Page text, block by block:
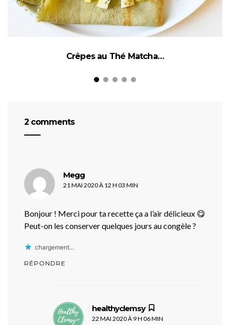
Crêpes au Thé Matcha…
2 comments
Megg
21 MAI 2020 À 12 H 03 MIN
Bonjour ! Merci pour ta recette ça a l’air délicieux 😋
Peut-on les conserver quelques jours au congèle ?
chargement…
RÉPONDRE
healthyclemsy
22 MAI 2020 À 9 H 06 MIN